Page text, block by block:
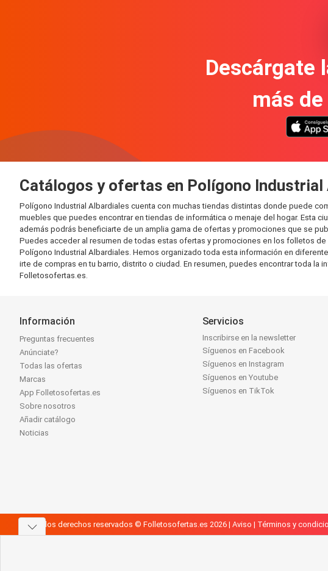
Descárgate
más
Catálogos y ofertas en Polígono Industrial
Polígono Industrial Albardiales cuenta con muchas tiendas distintas donde puede
muebles que puedes encontrar en tiendas de informática o menaje del hogar. Esta
además podrás beneficiarte de un amplia gama de ofertas y promociones que se
Puedes acceder al resumen de todas estas ofertas y promociones en los folletos
Polígono Industrial Albardiales. Hemos organizado toda esta información en
irte de compras en tu barrio, distrito o ciudad. En resumen, puedes encontrar toda
Folletosofertas.es.
Información
Preguntas frecuentes
Anúnciate?
Todas las ofertas
Marcas
App Folletosofertas.es
Sobre nosotros
Añadir catálogo
Noticias
Servicios
Inscribirse en la newsletter
Síguenos en Facebook
Síguenos en Instagram
Síguenos en Youtube
Síguenos en TikTok
Todos los derechos reservados © Folletosofertas.es 2026 | Aviso | Términos y